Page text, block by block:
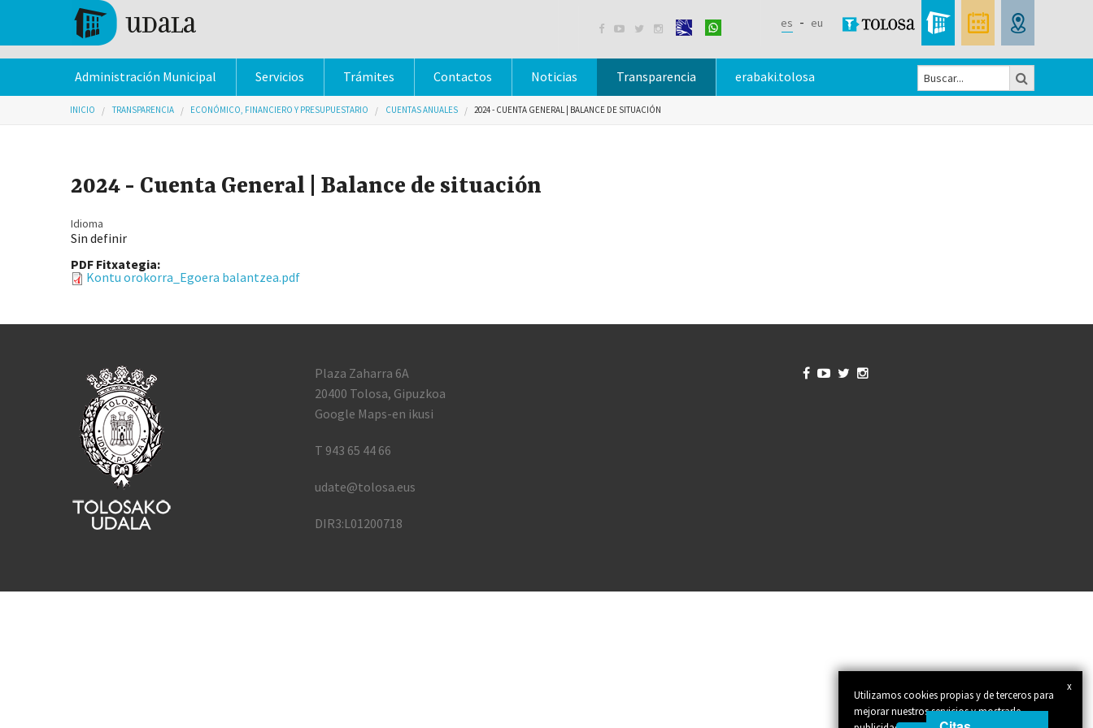
Pasar al contenido principal
    es eu
Formulario
Administración Municipal Servicios Trámites Contactos Noticias Transparencia erabaki.tolosa
Usted está aquí
INICIO TRANSPARENCIA ECONÓMICO, FINANCIERO Y PRESUPUESTARIO CUENTAS ANUALES 2024 - CUENTA GENERAL | BALANCE DE SITUACIÓN
2024 - Cuenta General | Balance de situación
Idioma
Sin definir
PDF Fitxategia:
Kontu orokorra_Egoera balantzea.pdf
x
Utilizamos cookies propias y de terceros para
mejorar nuestros servicios y mostrarle
Plaza Zaharra 6A
20400 Tolosa, Gipuzkoa
Google Maps-en ikusi
T 943 65 44 66
udate@tolosa.eus
DIR3:L01200718
   